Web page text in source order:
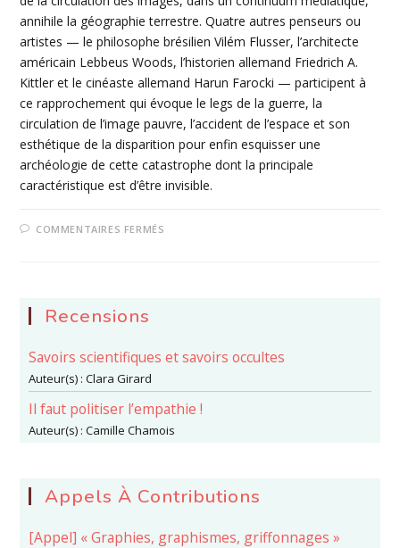
annihile la géographie terrestre. Quatre autres penseurs ou
artistes — le philosophe brésilien Vilém Flusser, l’architecte
américain Lebbeus Woods, l’historien allemand Friedrich A.
Kittler et le cinéaste allemand Harun Farocki — participent à
ce rapprochement qui évoque le legs de la guerre, la
circulation de l’image pauvre, l’accident de l’espace et son
esthétique de la disparition pour enfin esquisser une
archéologie de cette catastrophe dont la principale
caractéristique est d’être invisible.
COMMENTAIRES FERMÉS
Recensions
Savoirs scientifiques et savoirs occultes
Auteur(s) :Clara Girard
Il faut politiser l’empathie !
Auteur(s) :Camille Chamois
Appels À Contributions
[Appel] « Graphies, graphismes, griffonnages »